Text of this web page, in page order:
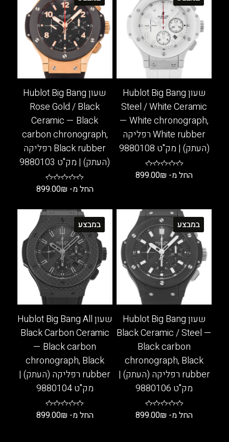
ניתן
לבחור
את
האפשרויות
בעמוד
המוצר
ניתן
לבחור
את
האפשרויות
בעמוד
המוצר
שעון Hublot Big Bang
Steel / White Ceramic
— White chronograph,
White rubber רפליקה
(העתק) | מק"ט 9880108
החל מ- 899.00₪
יש
מספר
סוגים.
ניתן
לבחור
את
האפשרויות
המוצר
שעון Hublot Big Bang
Rose Gold / Black
Ceramic — Black
carbon chronograph,
Black rubber רפליקה
(העתק) | מק"ט 9880103
החל מ- 899.00₪
זה
יש
מספר
סוגים.
ניתן
לבחור
את
האפשרויות
בעמוד
המוצר
במבצע
שעון Hublot Big Bang
Black Ceramic / Steel —
Black carbon
chronograph, Black
rubber רפליקה (העתק) |
מק"ט 9880106
החל מ- 899.00₪
במבצע
שעון Hublot Big Bang All
Black Carbon Ceramic
— Black carbon
chronograph, Black
rubber רפליקה (העתק) |
מק"ט 9880104
החל מ- 899.00₪